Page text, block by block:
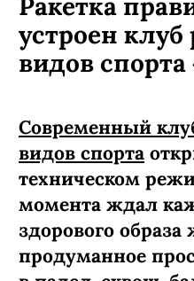
СПОРТПОДПИСАТЬСЯ
Ракетка
устроен клуб
видов спорта